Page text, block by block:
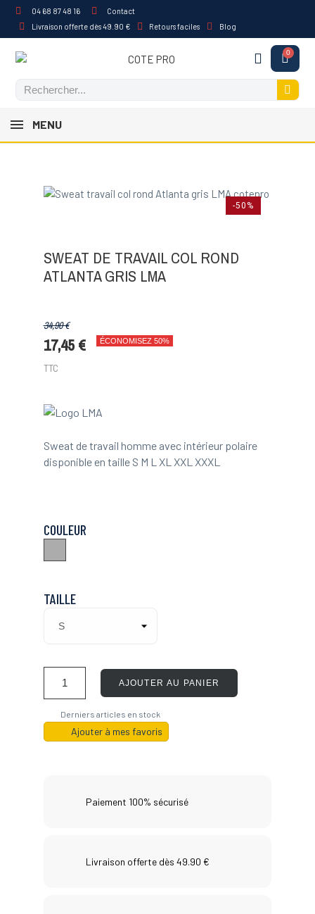
04 68 87 48 16
Contact
Livraison offerte dès 49.90 €
Retours faciles Blog
MENU
-50%
SWEAT DE TRAVAIL COL ROND
ATLANTA GRIS LMA
34,90 €
17,45 € ÉCONOMISEZ 50%
TTC
Sweat de travail homme avec intérieur polaire
disponible en taille S M L XL XXL XXXL
COULEUR
TAILLE
AJOUTER AU PANIER
Derniers articles en stock
Ajouter à mes favoris
Paiement 100% sécurisé
Livraison offerte dès 49.90 €